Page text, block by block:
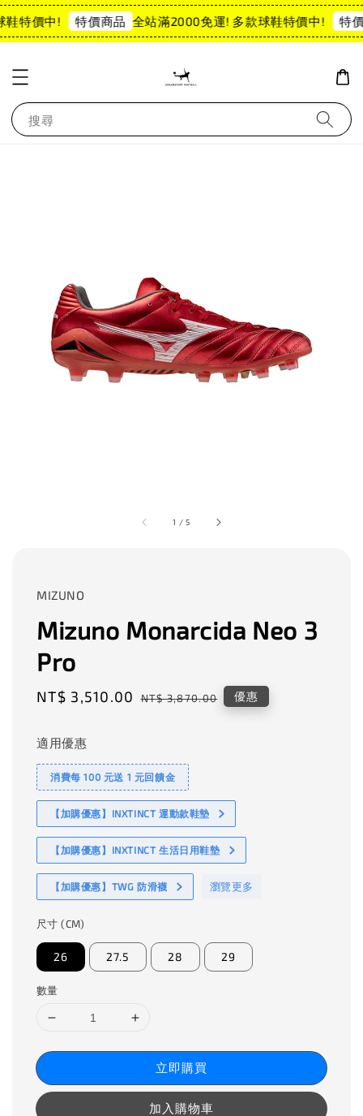
特價中! 特價商品 全站滿2000免運! 多款球鞋特價中! 特
搜尋
1 /5
MIZUNO
Mizuno Monarcida Neo 3
Pro
Sale
NT$ 3,510.00 Regular
NT$ 3,870.00 優惠
適用優惠
消費每 100 元送 1 元回饋金
【加購優惠】INXTINCT 運動款鞋墊
【加購優惠】INXTINCT 生活日用鞋墊
【加購優惠】TWG 防滑襪 瀏覽更多
尺寸 (CM)
26 27.5 28 29
數量
立即購買
加入購物車